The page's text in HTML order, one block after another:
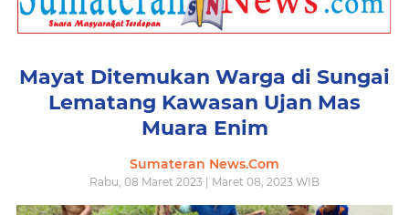
Mayat Ditemukan Warga di Sungai
Lematang Kawasan Ujan Mas
Muara Enim
Sumateran News.Com
Rabu, 08 Maret 2023 | Maret 08, 2023 WIB